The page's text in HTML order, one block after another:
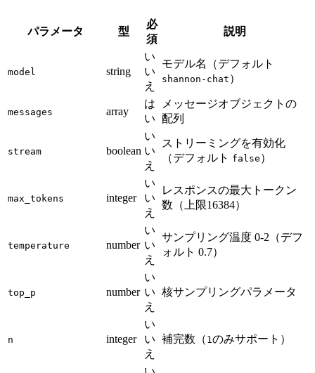
パラメータ 型
必
須
説明
model string
い
い
え
モデル名（デフォルト
shannon-chat ）
messages array
は
い
メッセージオブジェクトの
配列
stream boolean
い
い
え
ストリーミングを有効化
（デフォルト false ）
max_tokens integer
い
い
え
レスポンスの最大トークン
数（上限16384）
temperature number
い
い
え
サンプリング温度 0-2（デフ
ォルト 0.7）
top_p number
い
い
え
核サンプリングパラメータ
n integer
い
い
え
補完数（ 1のみサポート）